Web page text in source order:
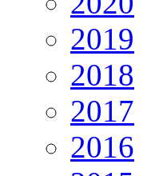
2019
2018
2017
2016